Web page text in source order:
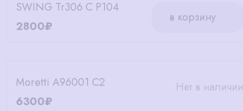
SWING Tr306 C P104
2800₽
в корзину
Moretti A96001 C2
6300₽
Нет в наличии